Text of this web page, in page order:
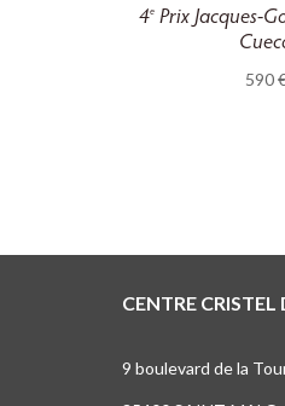
4e Prix Jacques-
590
CENTRE CRISTEL
9 boulevard de la